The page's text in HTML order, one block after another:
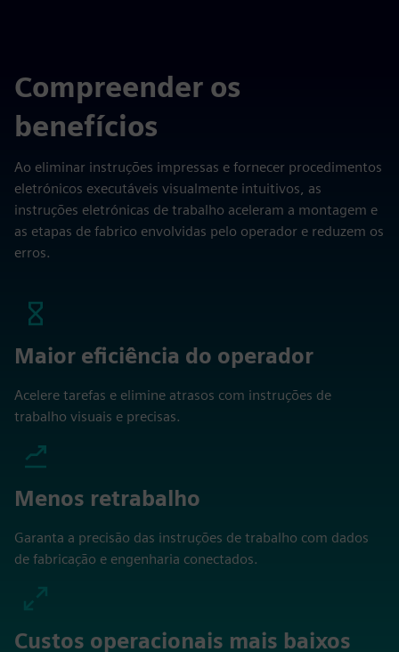
Compreender os
benefícios
Ao eliminar instruções impressas e fornecer procedimentos
eletrónicos executáveis visualmente intuitivos, as
instruções eletrónicas de trabalho aceleram a montagem e
as etapas de fabrico envolvidas pelo operador e reduzem os
erros.
Maior eficiência do operador
Acelere tarefas e elimine atrasos com instruções de
trabalho visuais e precisas.
Menos retrabalho
Garanta a precisão das instruções de trabalho com dados
de fabricação e engenharia conectados.
Custos operacionais mais baixos